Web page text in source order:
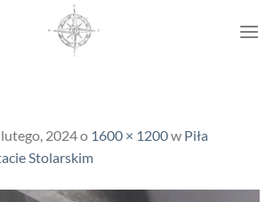
2024o 1600 × 1200w Piła
Stolarskim